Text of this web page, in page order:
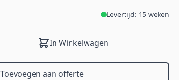
Levertijd: 15 weken
In Winkelwagen
Toevoegen aan offerte